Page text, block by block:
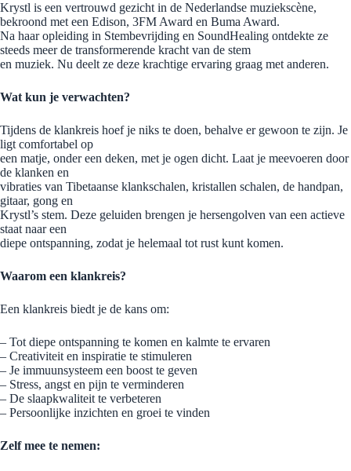
Krystl is een vertrouwd gezicht in de Nederlandse muziekscène,
bekroond met een Edison, 3FM Award en Buma Award.
Na haar opleiding in Stembevrijding en SoundHealing ontdekte ze
steeds meer de transformerende kracht van de stem
en muziek. Nu deelt ze deze krachtige ervaring graag met anderen.
Wat kun je verwachten?
Tijdens de klankreis hoef je niks te doen, behalve er gewoon te zijn. Je
ligt comfortabel op
een matje, onder een deken, met je ogen dicht. Laat je meevoeren door
de klanken en
vibraties van Tibetaanse klankschalen, kristallen schalen, de handpan,
gitaar, gong en
Krystl’s stem. Deze geluiden brengen je hersengolven van een actieve
staat naar een
diepe ontspanning, zodat je helemaal tot rust kunt komen.
Waarom een klankreis?
Een klankreis biedt je de kans om:
– Tot diepe ontspanning te komen en kalmte te ervaren
– Creativiteit en inspiratie te stimuleren
– Je immuunsysteem een boost te geven
– Stress, angst en pijn te verminderen
– De slaapkwaliteit te verbeteren
– Persoonlijke inzichten en groei te vinden
Zelf mee te nemen: